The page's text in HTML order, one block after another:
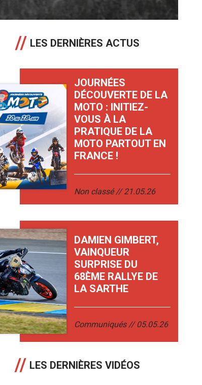
LES DERNIÈRES ACTUS
JOURNÉES
DÉCOUVERTE DE LA
MOTO : INITIEZ-
VOUS À LA
PRATIQUE DE LA
MOTO PARTOUT EN
FRANCE !
Non classé 21.05.26
DAMIEN GIMBERT,
VAINQUEUR
SURPRISE DU
68ÈME RALLYE DE
LA SARTHE
Communiqués 05.05.26
LES DERNIÈRES VIDÉOS